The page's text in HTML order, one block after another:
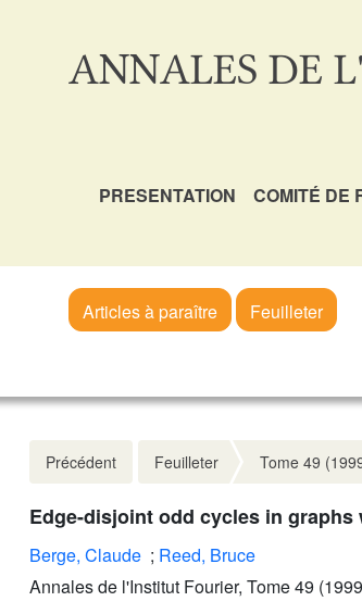
ANNALES DE
PRESENTATION COMITÉ DE
Articles à paraître Feuilleter
Précédent Feuilleter Tome 49
Edge-disjoint odd cycles in
Berge, Claude ; Reed, Bruce
Annales de l'Institut Fourier, Tome 49